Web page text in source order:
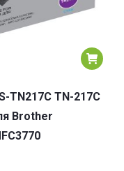
TN217C TN-217C
Brother